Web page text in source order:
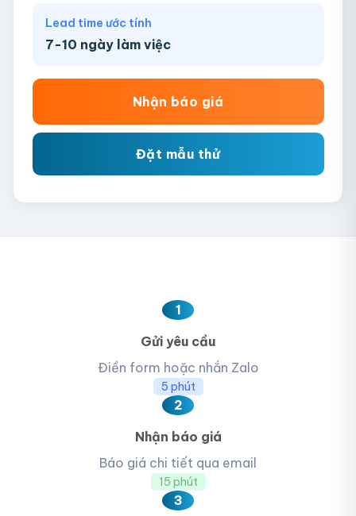
Lead time ước tính
7-10 ngày làm việc
Nhận báo giá
Đặt mẫu thử
1
Gửi yêu cầu
Điền form hoặc nhắn Zalo
5 phút
2
Nhận báo giá
Báo giá chi tiết qua email
15 phút
3